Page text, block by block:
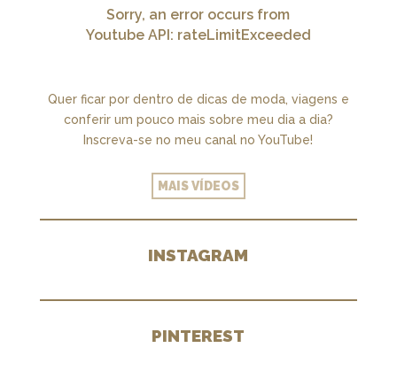
Sorry, an error occurs from
Youtube API: rateLimitExceeded
Quer ficar por dentro de dicas de moda, viagens e
conferir um pouco mais sobre meu dia a dia?
Inscreva-se no meu canal no YouTube!
MAIS VÍDEOS
INSTAGRAM
PINTEREST